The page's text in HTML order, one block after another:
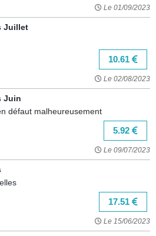
Le 01/09/2023
Juillet
10.61
Le 02/08/2023
Juin
défaut malheureusement
5.92
Le 09/07/2023
17.51
Le 15/06/2023